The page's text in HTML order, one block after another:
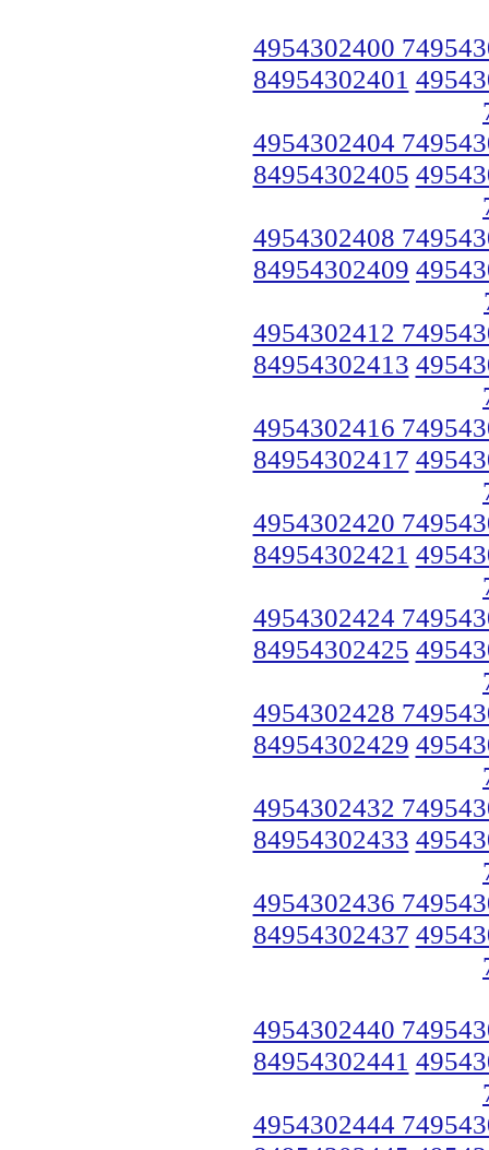
4954302400
84954302401
4954302404
84954302405
4954302408
84954302409
4954302412
84954302413
4954302416
84954302417
4954302420
84954302421
4954302424
84954302425
4954302428
84954302429
4954302432
84954302433
4954302436
84954302437
4954302440
84954302441
4954302444